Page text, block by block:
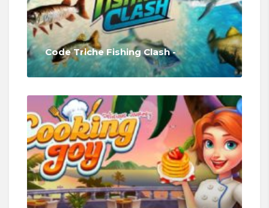
Code Triche Fishing Clash -